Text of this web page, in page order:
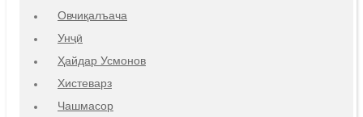
Овчиқалъача
Унҷӣ
Ҳайдар Усмонов
Хистеварз
Чашмасор